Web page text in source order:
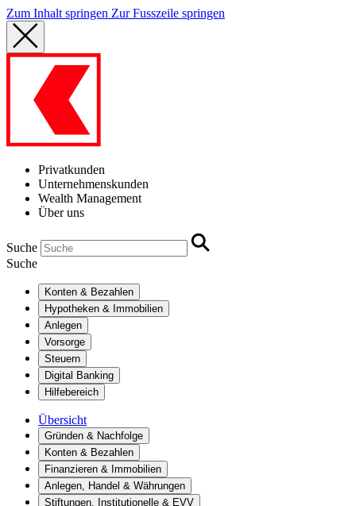
Zum Inhalt springen Zur Fusszeile springen
Privatkunden
Unternehmenskunden
Wealth Management
Über uns
Suche
Suche
Konten & Bezahlen
Hypotheken & Immobilien
Anlegen
Vorsorge
Steuern
Digital Banking
Hilfebereich
Übersicht
Gründen & Nachfolge
Konten & Bezahlen
Finanzieren & Immobilien
Anlegen, Handel & Währungen
Stiftungen, Institutionelle & EVV